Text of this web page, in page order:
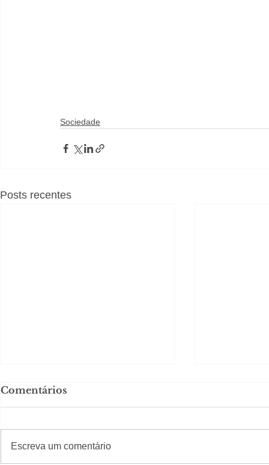
Sociedade
Posts recentes
Solteirou!
Comentários
Escreva um comentário
#Sugestões